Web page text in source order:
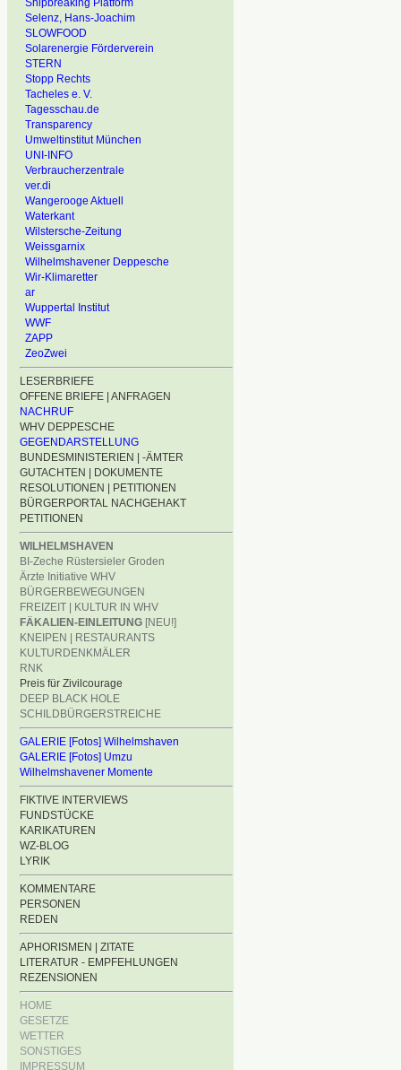
Shipbreaking Platform
Selenz, Hans-Joachim
SLOWFOOD
Solarenergie Förderverein
STERN
Stopp Rechts
Tacheles e. V.
Tagesschau.de
Transparency
Umweltinstitut München
UNI-INFO
Verbraucherzentrale
ver.di
Wangerooge Aktuell
Waterkant
Wilstersche-Zeitung
Weissgarnix
Wilhelmshavener Deppesche
Wir-Klimaretter
ar
Wuppertal Institut
WWF
ZAPP
ZeoZwei
LESERBRIEFE
OFFENE BRIEFE | ANFRAGEN
NACHRUF
WHV DEPPESCHE
GEGENDARSTELLUNG
BUNDESMINISTERIEN | -ÄMTER
GUTACHTEN | DOKUMENTE
RESOLUTIONEN | PETITIONEN
BÜRGERPORTAL NACHGEHAKT
PETITIONEN
WILHELMSHAVEN
BI-Zeche Rüstersieler Groden
Ärzte Initiative WHV
BÜRGERBEWEGUNGEN
FREIZEIT | KULTUR IN WHV
FÄKALIEN-EINLEITUNG [NEU!]
KNEIPEN | RESTAURANTS
KULTURDENKMÄLER
RNK
Preis für Zivilcourage
DEEP BLACK HOLE
SCHILDBÜRGERSTREICHE
GALERIE [Fotos] Wilhelmshaven
GALERIE [Fotos] Umzu
Wilhelmshavener Momente
FIKTIVE INTERVIEWS
FUNDSTÜCKE
KARIKATUREN
WZ-BLOG
LYRIK
KOMMENTARE
PERSONEN
REDEN
APHORISMEN | ZITATE
LITERATUR - EMPFEHLUNGEN
REZENSIONEN
HOME
GESETZE
WETTER
SONSTIGES
IMPRESSUM